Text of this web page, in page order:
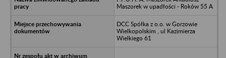
Maszorek w upadłości - Roków 55 A
DCC Spółka z o.o. w Gorzowie
Wielkopolskim , ul Kazimierza
Wielkiego 61